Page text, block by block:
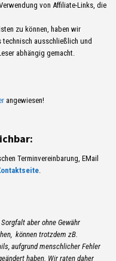
von Affiliate-Links, die
zu können, haben wir
ausschließlich und
abhängig gemacht.
angewiesen!
Terminvereinbarung, EMail
.
aber ohne Gewähr
können trotzdem zB.
aufgrund menschlicher Fehler
haben. Wir raten daher